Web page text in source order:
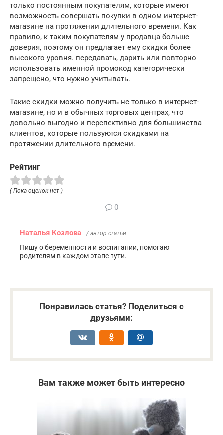
только постоянным покупателям, которые имеют
возможность совершать покупки в одном интернет-
магазине на протяжении длительного времени. Как
правило, к таким покупателям у продавца больше
доверия, поэтому он предлагает ему скидки более
высокого уровня. передавать, дарить или повторно
использовать именной промокод категорически
запрещено, что нужно учитывать.
Такие скидки можно получить не только в интернет-
магазине, но и в обычных торговых центрах, что
довольно выгодно и перспективно для большинства
клиентов, которые пользуются скидками на
протяжении длительного времени.
Рейтинг
( Пока оценок нет )
0
Наталья Козлова / автор статьи
Пишу о беременности и воспитании, помогаю
родителям в каждом этапе пути.
Понравилась статья? Поделиться с
друзьями:
Вам также может быть интересно